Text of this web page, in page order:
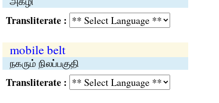
:
mobile belt
நகரும் நிலப்பகுதி
: